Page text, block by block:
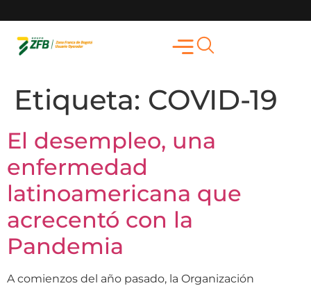
Etiqueta: COVID-19
El desempleo, una
enfermedad
latinoamericana que
acrecentó con la
Pandemia
A comienzos del año pasado, la Organización